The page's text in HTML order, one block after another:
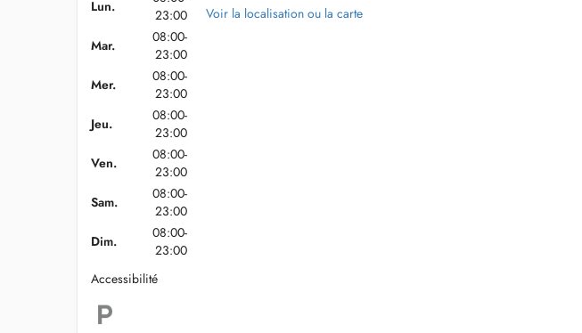
Lun.
23:00
Mar.
08:00-
23:00
Mer.
08:00-
23:00
Jeu.
08:00-
23:00
Ven.
08:00-
23:00
Sam.
08:00-
23:00
Dim.
08:00-
23:00
Accessibilité
Voir la localisation ou la carte